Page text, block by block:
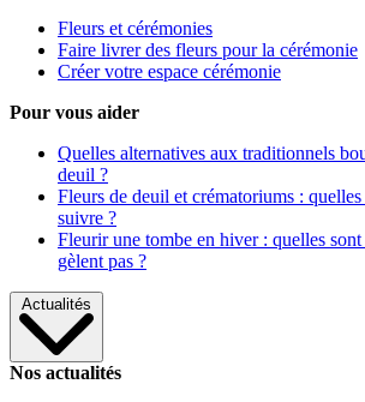
Fleurs et cérémonies
Faire livrer des fleurs pour la cérémonie
Créer votre espace cérémonie
Pour vous aider
Quelles alternatives aux traditionnels
deuil ?
Fleurs de deuil et crématoriums : quelles
suivre ?
Fleurir une tombe en hiver : quelles
gèlent pas ?
Actualités
Nos actualités